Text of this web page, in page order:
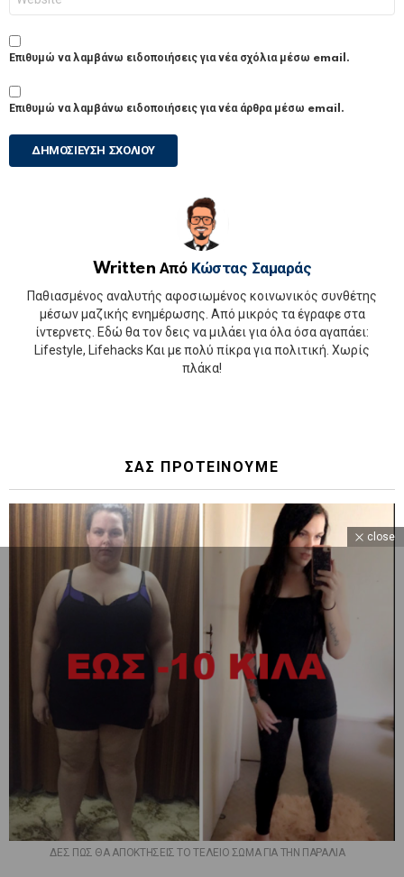
Επιθυμώ να λαμβάνω ειδοποιήσεις για νέα σχόλια μέσω email.
Επιθυμώ να λαμβάνω ειδοποιήσεις για νέα άρθρα μέσω email.
Written Από Κώστας Σαμαράς
Παθιασμένος αναλυτής αφοσιωμένος κοινωνικός συνθέτης
μέσων μαζικής ενημέρωσης. Από μικρός τα έγραφε στα
ίντερνετς. Εδώ θα τον δεις να μιλάει για όλα όσα αγαπάει:
Lifestyle, Lifehacks Και με πολύ πίκρα για πολιτική. Χωρίς
πλάκα!
ΣΑΣ ΠΡΟΤΕΙΝΟΥΜΕ
ΔΕΣ ΠΩΣ ΘΑ ΑΠΟΚΤΗΣΕΙΣ ΤΟ ΤΕΛΕΙΟ ΣΩΜΑ ΓΙΑ ΤΗΝ ΠΑΡΑΛΙΑ
close